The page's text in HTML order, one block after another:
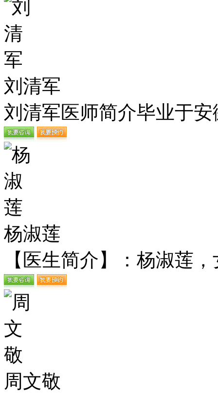
刘清军
刘清军医师简介毕业于安
杨淑莲
【医生简介】：杨淑莲
周文敬